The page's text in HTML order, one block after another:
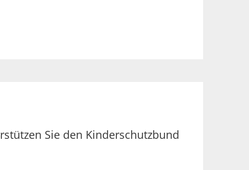
Sie den Kinderschutzbund